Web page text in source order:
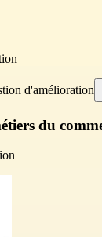
d'amélioration
du